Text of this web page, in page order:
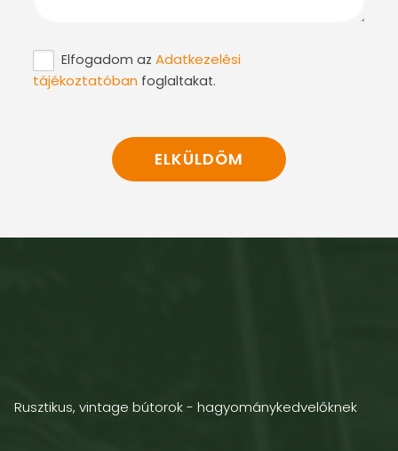
Elfogadom az Adatkezelési
tájékoztatóban foglaltakat.
Rusztikus, vintage bútorok - hagyománykedvelőknek